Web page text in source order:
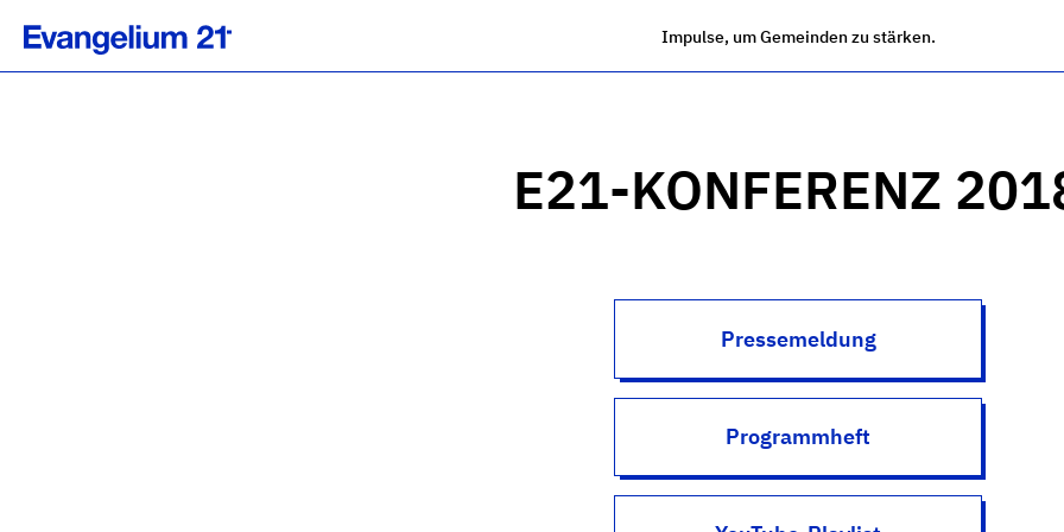
Impulse, um Gemeinden zu stärken.
E21-KONFERENZ
Pressemeldung
Programmheft